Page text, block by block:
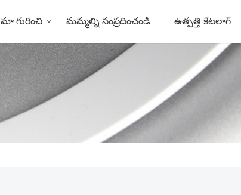
మా గురించి మమ్మల్ని సంప్రదించండి ఉత్పత్తి కేటలాగ్